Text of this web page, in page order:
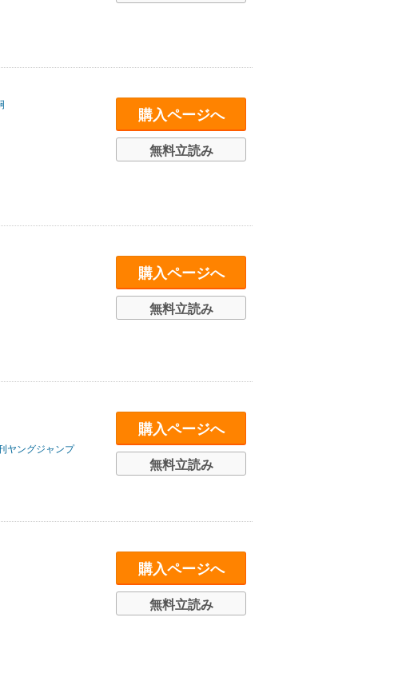
購入ページへ
無料立読み
購入ページへ
無料立読み
ヤングジャンプ
購入ページへ
無料立読み
購入ページへ
無料立読み